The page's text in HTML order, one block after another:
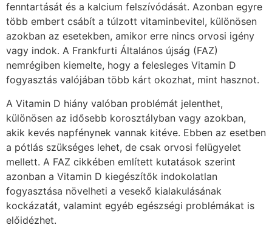
fenntartását és a kalcium felszívódását. Azonban egyre
több embert csábít a túlzott vitaminbevitel, különösen
azokban az esetekben, amikor erre nincs orvosi igény
vagy indok. A Frankfurti Általános újság (FAZ)
nemrégiben kiemelte, hogy a felesleges Vitamin D
fogyasztás valójában több kárt okozhat, mint hasznot.
A Vitamin D hiány valóban problémát jelenthet,
különösen az idősebb korosztályban vagy azokban,
akik kevés napfénynek vannak kitéve. Ebben az esetben
a pótlás szükséges lehet, de csak orvosi felügyelet
mellett. A FAZ cikkében említett kutatások szerint
azonban a Vitamin D kiegészítők indokolatlan
fogyasztása növelheti a vesekő kialakulásának
kockázatát, valamint egyéb egészségi problémákat is
előidézhet.